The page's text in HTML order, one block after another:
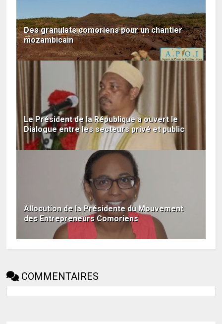
Des granulats comoriens pour un chantier
mozambicain
Le Président de la République a ouvert le
Dialogue entre les secteurs privé et public
Allocution de la Présidente du Mouvement
des Entrepreneurs Comoriens
COMMENTAIRES